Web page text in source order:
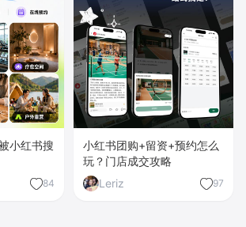
小红书搜
84
小红书团购+留资+预约怎么
玩？门店成交攻略
Leriz
97